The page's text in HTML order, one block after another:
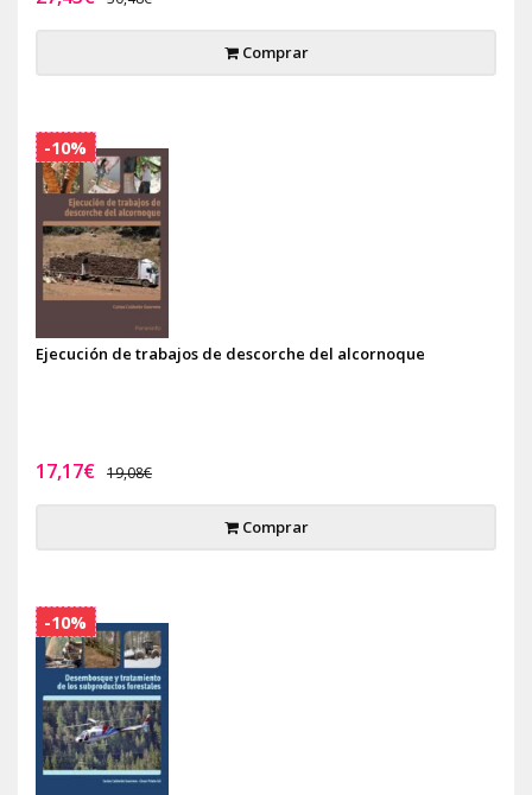
Comprar
Ejecución de trabajos de descorche del alcornoque
17,17€ 19,08€
Comprar
-10%
-10%